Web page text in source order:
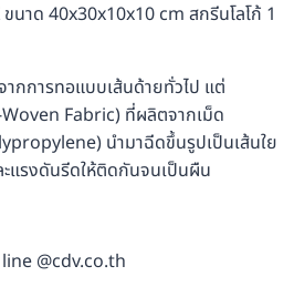
นาด 40x30x10x10 cm สกรีนโลโก้ 1
กการทอแบบเส้นด้ายทั่วไป แต่
Fabric) ที่ผลิตจากเม็ด
นำมาฉีดขึ้นรูปเป็นเส้นใย
แรงดันรีดให้ติดกันจนเป็นผืน
@cdv.co.th